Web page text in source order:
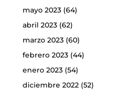
mayo 2023(64)
abril 2023(62)
marzo 2023(60)
febrero 2023(44)
enero 2023(54)
diciembre 2022(52)